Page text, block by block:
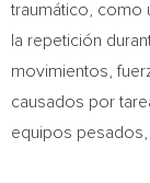
traumático, como
la repetición
movimientos,
causados por
equipos pesados,